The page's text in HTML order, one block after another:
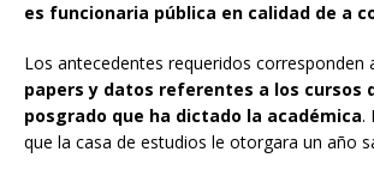
es funcionaria pública en calidad de a
Los antecedentes requeridos corresponden
papers y datos referentes a los cursos
posgrado que ha dictado la académica.
que la casa de estudios le otorgara un año